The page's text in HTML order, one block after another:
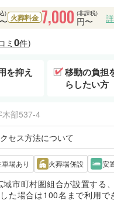
) 火葬料金 (非課税)
7,000 円〜
ミ0件)
を抑え
移動の負担
らしたい方
木部537-4
セス方法について
場あり 火葬場併設 安
市町村圏組合が設置する
た場合は100名まで利用